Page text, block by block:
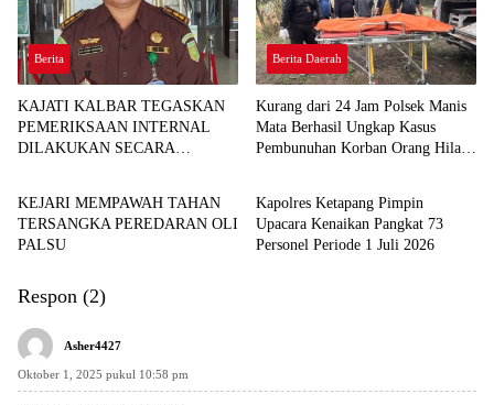
Berita
KAJATI KALBAR TEGASKAN
PEMERIKSAAN INTERNAL
DILAKUKAN SECARA
TERKAIT DUGAAN
KETERLIBATAN PEGAWAI
KEJARI SEKADAU
Berita Daerah
Kurang dari 24 Jam Polsek Manis
Mata Berhasil Ungkap Kasus
Pembunuhan Korban Orang Hilang
Berita Daerah
KEJARI MEMPAWAH TAHAN
TERSANGKA PEREDARAN OLI
PALSU
Berita Daerah
Kapolres Ketapang Pimpin
Upacara Kenaikan Pangkat 73
Personel Periode 1 Juli 2026
Respon (2)
Asher4427
Oktober 1, 2025 pukul 10:58 pm